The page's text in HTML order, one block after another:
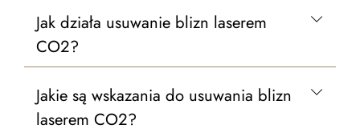
Jak działa usuwanie blizn laserem
CO2?
Jakie są wskazania do usuwania blizn
laserem CO2?